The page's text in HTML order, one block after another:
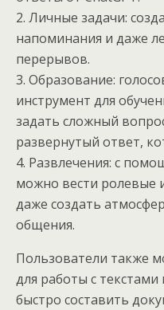
2. Личные задачи:
напоминания и даже
перерывов.
3. Образование:
инструмент для
задать сложный
развернутый ответ,
4. Развлечения: с
можно вести ролевые
даже создать
общения.
Пользователи также
для работы с
быстро составить